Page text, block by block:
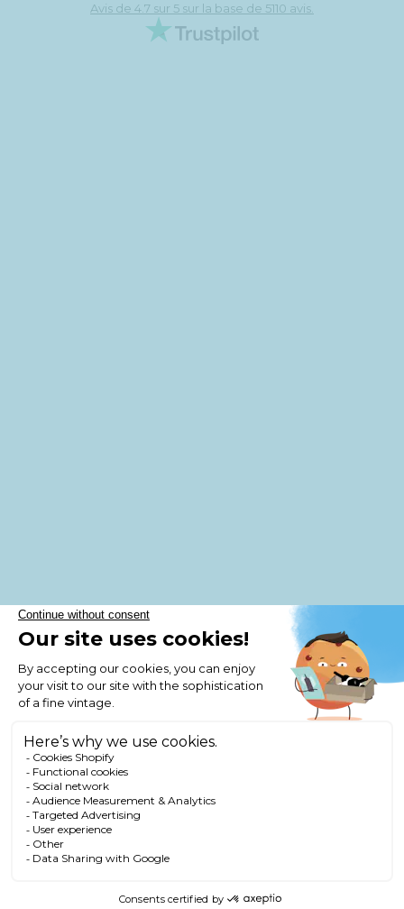
Avis de 4.7 sur 5 sur la base de 5110 avis.